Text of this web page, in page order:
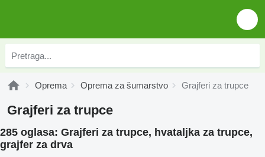
Oprema Oprema za šumarstvo Grajferi za trupce
Grajferi za trupce
285 oglasa: Grajferi za trupce, hvataljka za trupce,
grajfer za drva